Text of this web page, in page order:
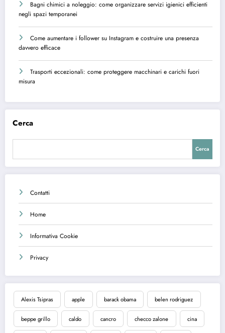
Bagni chimici a noleggio: come organizzare servizi igienici efficienti
negli spazi temporanei
Come aumentare i follower su Instagram e costruire una presenza
davvero efficace
Trasporti eccezionali: come proteggere macchinari e carichi fuori
misura
Cerca
Cerca
Contatti
Home
Informativa Cookie
Privacy
Alexis Tsipras apple barack obama belen rodriguez
beppe grillo caldo cancro checco zalone cina